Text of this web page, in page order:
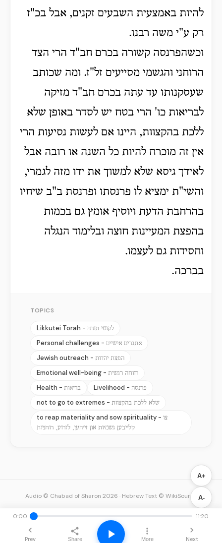
להיות באמצעית השבעים זקנים, אבל בכ"ז
רק ע"י משה רבנו.
וכשהפרנסה קשורה בכרם חב"ד הרי הצד
הרוחני והגשמי מסייעים זל"ז. ומה שכותב
שעסקנותו עד עתה בכרם חב"ד מזיקה
לבריאות כו' הרי בטח יש לסדר באופן שלא
ללכת בהקצוות, היינו אם לעשות נסיעות הרי
אין זה מוכרח להיות כל השנה או רובה אבל
לאידך גיסא שלא למשוך את ידו מזה לגמרי,
והשי"ת ימציא לו פרנסתו ופרנסת ב"ב שיחיו
בהרחבת הדעת ויוסיף אומץ גם בכמות
בהפצת המעיינות חוצה ובלימוד הנגלה
וחסידות גם לעצמו.
בברכה.
TOPICS
Likkutei Torah - לקוטי תורה
Personal challenges - אתגרים אישיים
Jewish outreach - הפצת יהדות
Emotional well-being - רווחה רגשית
Health - בריאות Livelihood - פרנסה
not to go to extremes - שלא ללכת בהקצוות
to reap materiality and sow spirituality - צו
קלייבען גשמיות און זייהען, לזרוע, רוחניות
A+
A-
0:00 11:20
Prev Share More Next
Audio © Chabad of Sharon 2026 · Hebrew Text © WikiSource